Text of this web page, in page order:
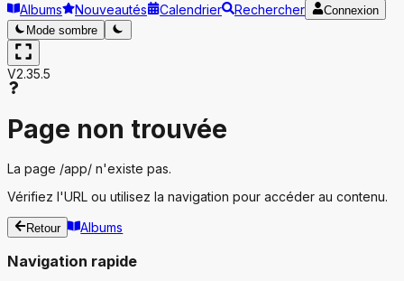
Albums Nouveautés Calendrier Rechercher
Connexion
Mode sombre
V2.35.5
Page non trouvée
La page /app/ n'existe pas.
Vérifiez l'URL ou utilisez la navigation pour accéder au contenu.
Retour Albums
Navigation rapide